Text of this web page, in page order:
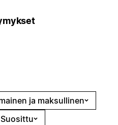
ja maksullinen
Suosittu